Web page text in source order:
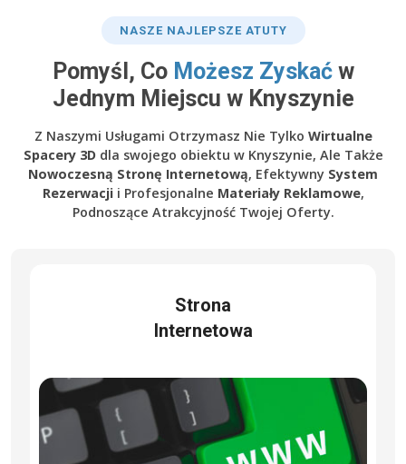
NASZE NAJLEPSZE ATUTY
Pomyśl, Co Możesz Zyskaćw
Jednym Miejscu w Knyszynie
Z Naszymi Usługami Otrzymasz Nie Tylko Wirtualne
Spacery 3Ddla swojego obiektu w Knyszynie, Ale Także
Nowoczesną Stronę Internetową, Efektywny System
Rezerwacjii Profesjonalne Materiały Reklamowe,
Podnoszące Atrakcyjność Twojej Oferty.
Strona
Internetowa